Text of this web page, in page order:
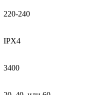
220-240
IPX4
3400